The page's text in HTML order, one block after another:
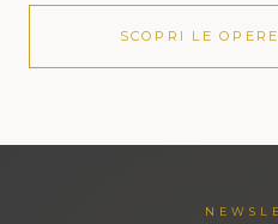
SCOPRI LE